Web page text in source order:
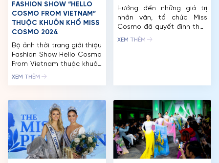
FASHION SHOW “HELLO
COSMO FROM VIETNAM”
THUỘC KHUÔN KHỔ MISS
COSMO 2024
Bộ ảnh thời trang giới thiệu
Fashion Show Hello Cosmo
From Vietnam thuộc khuôn
khổ Miss Cosmo 2024 diễn
Việt Nam 2017 – H’Hen Niê,
Hoa hậu Hoàn vũ Việt Nam
2022 – Ngọc Châu và
Đương kim Hoa hậu Hoàn
vũ […]
XEM THÊM
Hướng đến những giá trị
nhân văn, tổ chức Miss
Cosmo đã quyết định thay
đổi lịch trình một số hoạt
XEM THÊM